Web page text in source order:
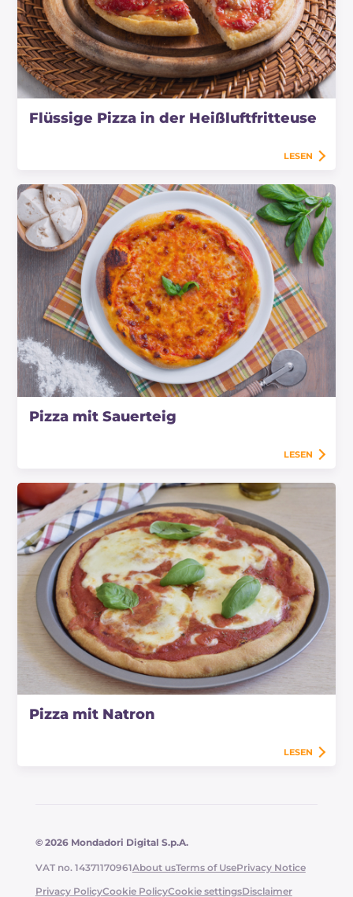
Flüssige Pizza in der Heißluftfritteuse
LESEN
Pizza mit Sauerteig
LESEN
Pizza mit Natron
LESEN
© 2026 Mondadori Digital S.p.A.
VAT no. 14371170961About usTerms of UsePrivacy Notice
Privacy PolicyCookie PolicyCookie settingsDisclaimer